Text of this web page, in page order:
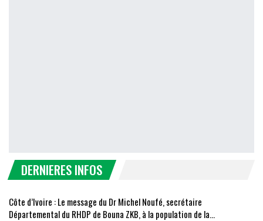
DERNIERES INFOS
Côte d’Ivoire : Le message du Dr Michel Noufé, secrétaire
Départemental du RHDP de Bouna ZKB, à la population de la…